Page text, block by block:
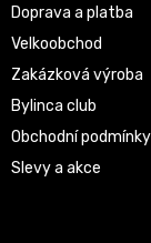
Doprava a platba
Velkoobchod
Zakázková výroba
Bylinca club
Obchodní podmínky
Slevy a akce